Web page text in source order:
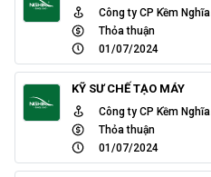
Công ty CP Kềm
Thỏa thuận
01/07/2024
KỸ SƯ CHẾ TẠO MÁY
Công ty CP Kềm
Thỏa thuận
01/07/2024